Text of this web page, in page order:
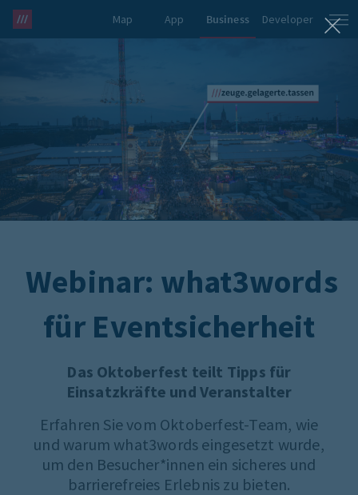
Map App Business Developer
Webinar: what3words
für Eventsicherheit
Das Oktoberfest teilt Tipps für
Einsatzkräfte und Veranstalter
Erfahren Sie vom Oktoberfest-Team, wie
und warum what3words eingesetzt wurde,
um den Besucher*innen ein sicheres und
barrierefreies Erlebnis zu bieten.